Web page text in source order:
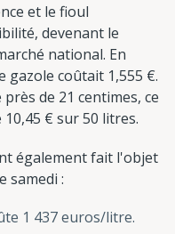
et le fioul
devenant le
national. En
gazole coûtait 1,555 €.
de 21 centimes, ce
€ sur 50 litres.
également fait l'objet
samedi :
1 437 euros/litre.